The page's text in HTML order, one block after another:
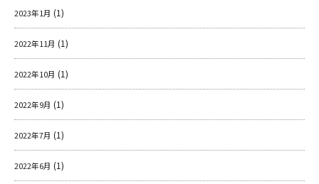
2023年1月 (1)
2022年11月 (1)
2022年10月 (1)
2022年9月 (1)
2022年7月 (1)
2022年6月 (1)